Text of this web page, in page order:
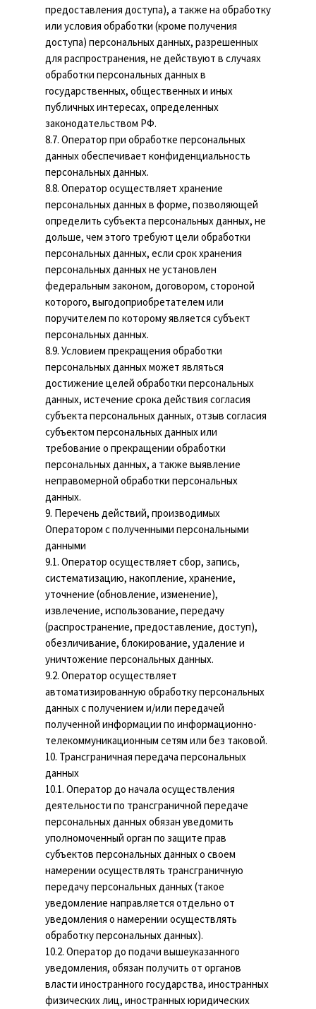
предоставления доступа), а также на обработку
или условия обработки (кроме получения
доступа) персональных данных, разрешенных
для распространения, не действуют в случаях
обработки персональных данных в
государственных, общественных и иных
публичных интересах, определенных
законодательством РФ.
8.7. Оператор при обработке персональных
данных обеспечивает конфиденциальность
персональных данных.
8.8. Оператор осуществляет хранение
персональных данных в форме, позволяющей
определить субъекта персональных данных, не
дольше, чем этого требуют цели обработки
персональных данных, если срок хранения
персональных данных не установлен
федеральным законом, договором, стороной
которого, выгодоприобретателем или
поручителем по которому является субъект
персональных данных.
8.9. Условием прекращения обработки
персональных данных может являться
достижение целей обработки персональных
данных, истечение срока действия согласия
субъекта персональных данных, отзыв согласия
субъектом персональных данных или
требование о прекращении обработки
персональных данных, а также выявление
неправомерной обработки персональных
данных.
9. Перечень действий, производимых
Оператором с полученными персональными
данными
9.1. Оператор осуществляет сбор, запись,
систематизацию, накопление, хранение,
уточнение (обновление, изменение),
извлечение, использование, передачу
(распространение, предоставление, доступ),
обезличивание, блокирование, удаление и
уничтожение персональных данных.
9.2. Оператор осуществляет
автоматизированную обработку персональных
данных с получением и/или передачей
полученной информации по информационно-
телекоммуникационным сетям или без таковой.
10. Трансграничная передача персональных
данных
10.1. Оператор до начала осуществления
деятельности по трансграничной передаче
персональных данных обязан уведомить
уполномоченный орган по защите прав
субъектов персональных данных о своем
намерении осуществлять трансграничную
передачу персональных данных (такое
уведомление направляется отдельно от
уведомления о намерении осуществлять
обработку персональных данных).
10.2. Оператор до подачи вышеуказанного
уведомления, обязан получить от органов
власти иностранного государства, иностранных
физических лиц, иностранных юридических